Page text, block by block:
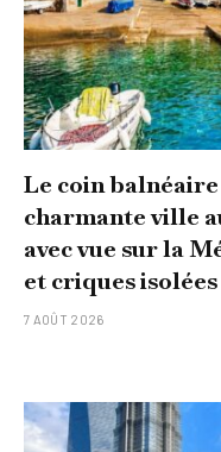
Le coin
charmante ville
avec vue sur la
et criques isolées
7 AOÛT 2026